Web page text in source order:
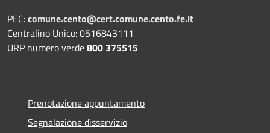
PEC:comune.cento@cert.comune.cento.fe.it
Centralino Unico: 0516843111
URP numero verde800 375515
Prenotazione appuntamento
Segnalazione disservizio